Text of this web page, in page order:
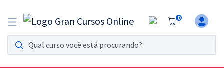
0
Assinatura Ilimitada 11
Acesso a todos os cursos. Teste grátis por 7 dias!